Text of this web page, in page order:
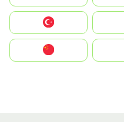
United States
中國香港特別行政區